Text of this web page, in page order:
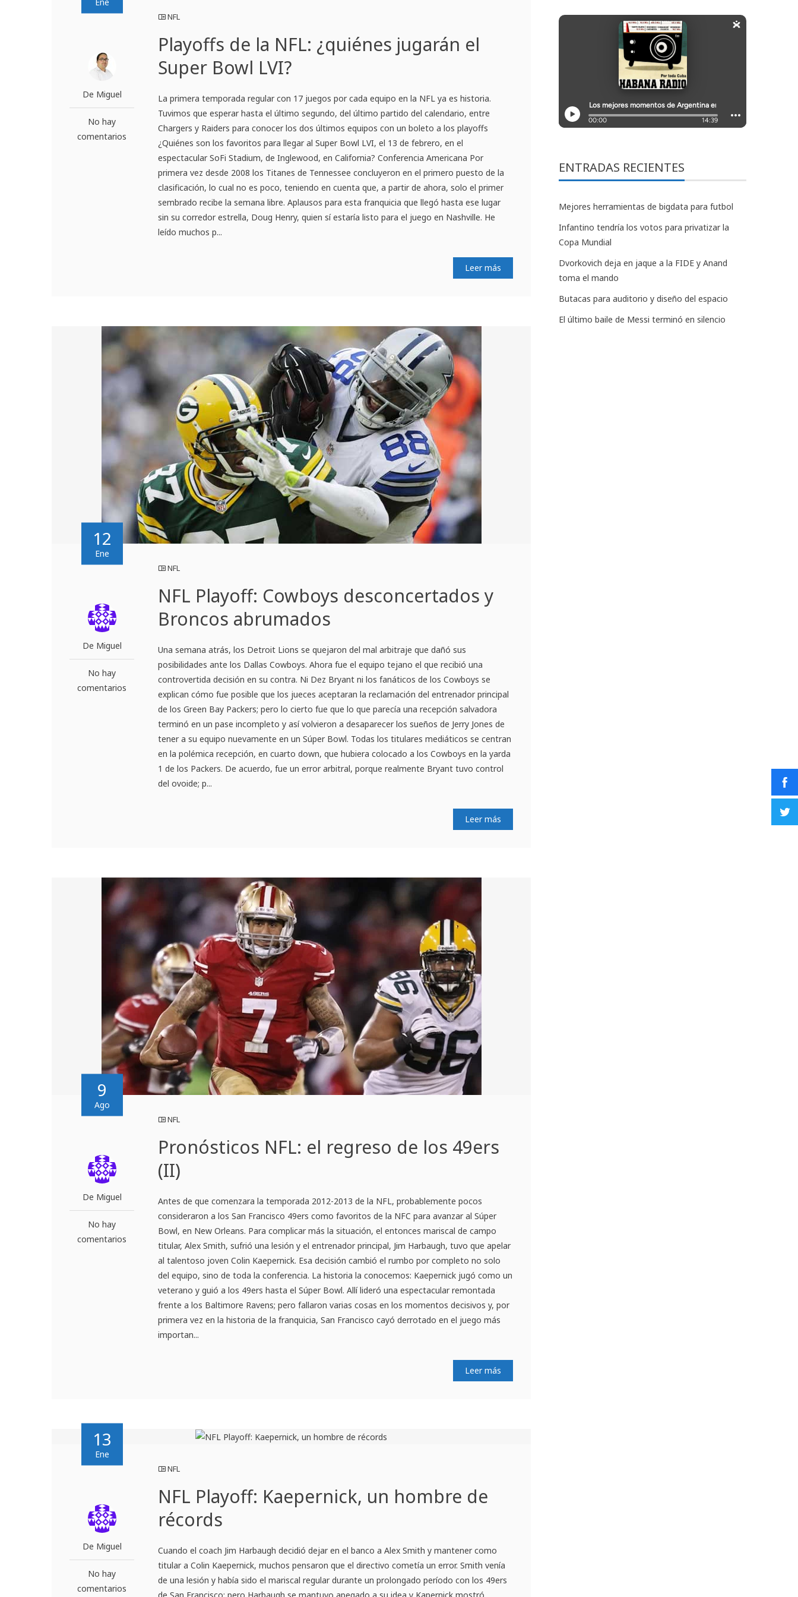
De Miguel
No hay
comentarios
NFL
Playoffs de la NFL: ¿quiénes jugarán el
Super Bowl LVI?
La primera temporada regular con 17 juegos por cada equipo en la NFL ya es historia.
Tuvimos que esperar hasta el último segundo, del último partido del calendario, entre
Chargers y Raiders para conocer los dos últimos equipos con un boleto a los playoffs
¿Quiénes son los favoritos para llegar al Super Bowl LVI, el 13 de febrero, en el
espectacular SoFi Stadium, de Inglewood, en California? Conferencia Americana Por
primera vez desde 2008 los Titanes de Tennessee concluyeron en el primero puesto de la
clasificación, lo cual no es poco, teniendo en cuenta que, a partir de ahora, solo el primer
sembrado recibe la semana libre. Aplausos para esta franquicia que llegó hasta ese lugar
sin su corredor estrella, Doug Henry, quien sí estaría listo para el juego en Nashville. He
leído muchos p...
Leer más
12
Ene
De Miguel
No hay
comentarios
NFL
NFL Playoff: Cowboys desconcertados y
Broncos abrumados
Una semana atrás, los Detroit Lions se quejaron del mal arbitraje que dañó sus
posibilidades ante los Dallas Cowboys. Ahora fue el equipo tejano el que recibió una
controvertida decisión en su contra. Ni Dez Bryant ni los fanáticos de los Cowboys se
explican cómo fue posible que los jueces aceptaran la reclamación del entrenador principal
de los Green Bay Packers; pero lo cierto fue que lo que parecía una recepción salvadora
terminó en un pase incompleto y así volvieron a desaparecer los sueños de Jerry Jones de
tener a su equipo nuevamente en un Súper Bowl. Todas los titulares mediáticos se centran
en la polémica recepción, en cuarto down, que hubiera colocado a los Cowboys en la yarda
1 de los Packers. De acuerdo, fue un error arbitral, porque realmente Bryant tuvo control
del ovoide; p...
Leer más
9
Ago
De Miguel
No hay
comentarios
NFL
Pronósticos NFL: el regreso de los 49ers
(II)
Antes de que comenzara la temporada 2012-2013 de la NFL, probablemente pocos
consideraron a los San Francisco 49ers como favoritos de la NFC para avanzar al Súper
Bowl, en New Orleans. Para complicar más la situación, el entonces mariscal de campo
titular, Alex Smith, sufrió una lesión y el entrenador principal, Jim Harbaugh, tuvo que apelar
al talentoso joven Colin Kaepernick. Esa decisión cambió el rumbo por completo no solo
del equipo, sino de toda la conferencia. La historia la conocemos: Kaepernick jugó como un
veterano y guió a los 49ers hasta el Súper Bowl. Allí lideró una espectacular remontada
frente a los Baltimore Ravens; pero fallaron varias cosas en los momentos decisivos y, por
primera vez en la historia de la franquicia, San Francisco cayó derrotado en el juego más
importan...
Leer más
13
Ene
De Miguel
No hay
comentarios
NFL
NFL Playoff: Kaepernick, un hombre de
récords
Cuando el coach Jim Harbaugh decidió dejar en el banco a Alex Smith y mantener como
titular a Colin Kaepernick, muchos pensaron que el directivo cometía un error. Smith venía
de una lesión y había sido el mariscal regular durante un prolongado período con los 49ers
ENTRADAS RECIENTES
Mejores herramientas de bigdata para futbol
Infantino tendría los votos para privatizar la
Copa Mundial
Dvorkovich deja en jaque a la FIDE y Anand
toma el mando
Butacas para auditorio y diseño del espacio
El último baile de Messi terminó en silencio